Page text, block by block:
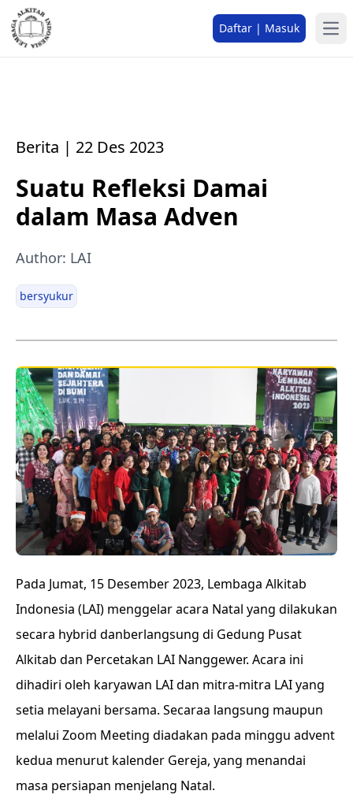
Daftar | Masuk
Berita | 22 Des 2023
Suatu Refleksi Damai
dalam Masa Adven
Author: LAI
bersyukur
Pada Jumat, 15 Desember 2023, Lembaga Alkitab
Indonesia (LAI) menggelar acara Natal yang dilakukan
secara hybrid danberlangsung di Gedung Pusat
Alkitab dan Percetakan LAI Nanggewer. Acara ini
dihadiri oleh karyawan LAI dan mitra-mitra LAI yang
setia melayani bersama. Secaraa langsung maupun
melalui Zoom Meeting diadakan pada minggu advent
kedua menurut kalender Gereja, yang menandai
masa persiapan menjelang Natal.